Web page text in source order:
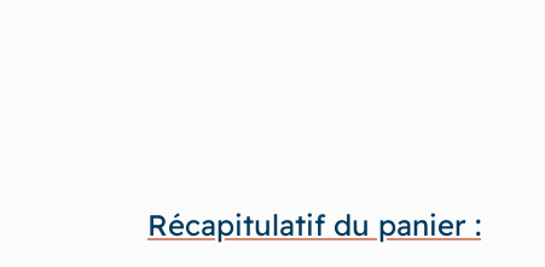
Récapitulatif du panier :